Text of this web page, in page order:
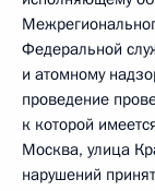
Федеральной
и атомному
проведение
к которой
Москва, улица
нарушений